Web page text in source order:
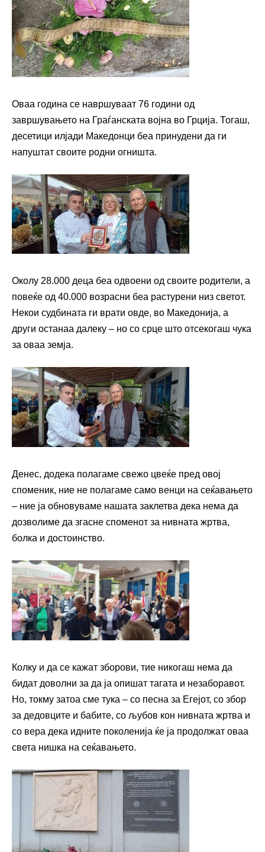
Оваа година се навршуваат 76 години од
завршувањето на Граѓанската војна во Грција. Тогаш,
десетици илјади Македонци беа принудени да ги
напуштат своите родни огништа.
Околу 28.000 деца беа одвоени од своите родители, а
повеќе од 40.000 возрасни беа растурени низ светот.
Некои судбината ги врати овде, во Македонија, а
други останаа далеку – но со срце што отсекогаш чука
за оваа земја.
Денес, додека полагаме свежо цвеќе пред овој
споменик, ние не полагаме само венци на сеќавањето
– ние ја обновуваме нашата заклетва дека нема да
дозволиме да згасне споменот за нивната жртва,
болка и достоинство.
Колку и да се кажат зборови, тие никогаш нема да
бидат доволни за да ја опишат тагата и незаборавот.
Но, токму затоа сме тука – со песна за Егејот, со збор
за дедовците и бабите, со љубов кон нивната жртва и
со вера дека идните поколенија ќе ја продолжат оваа
света нишка на сеќавањето.